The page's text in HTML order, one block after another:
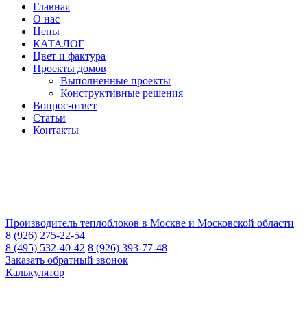
Главная
О нас
Цены
КАТАЛОГ
Цвет и фактура
Проекты домов
Выполненные проекты
Конструктивные решения
Вопрос-ответ
Статьи
Контакты
Производитель теплоблоков в Москве и Московской области
8 (926) 275-22-54
8 (495) 532-40-42 8 (926) 393-77-48
Заказать обратный звонок
Калькулятор